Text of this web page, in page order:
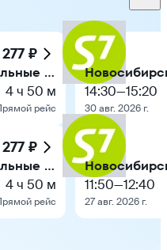
₽
Новосибирск — Минеральные Воды
4 ч 50 м
рейс
₽
Новосибирск — Минеральные Воды
4 ч 50 м
рейс
14:30—15:20
30 авг. 2026 г.
11:50—12:40
27 авг. 2026 г.